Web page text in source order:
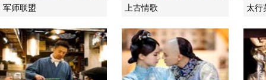
军师联盟 上古情歌 太行